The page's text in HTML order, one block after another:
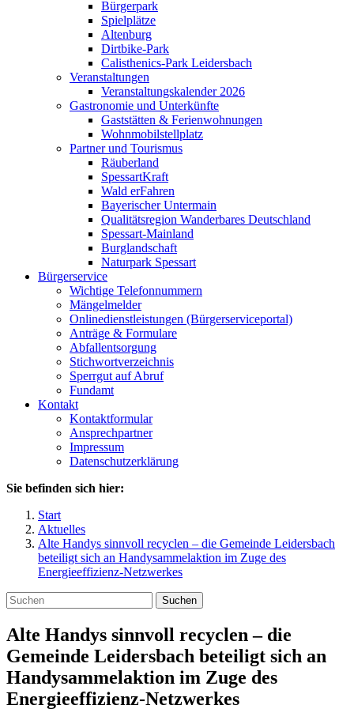
Bürgerpark
Spielplätze
Altenburg
Dirtbike-Park
Calisthenics-Park Leidersbach
Veranstaltungen
Veranstaltungskalender 2026
Gastronomie und Unterkünfte
Gaststätten & Ferienwohnungen
Wohnmobilstellplatz
Partner und Tourismus
Räuberland
SpessartKraft
Wald erFahren
Bayerischer Untermain
Qualitätsregion Wanderbares Deutschland
Spessart-Mainland
Burglandschaft
Naturpark Spessart
Bürgerservice
Wichtige Telefonnummern
Mängelmelder
Onlinedienstleistungen (Bürgerserviceportal)
Anträge & Formulare
Abfallentsorgung
Stichwortverzeichnis
Sperrgut auf Abruf
Fundamt
Kontakt
Kontaktformular
Ansprechpartner
Impressum
Datenschutzerklärung
Sie befinden sich hier:
Start
Aktuelles
Alte Handys sinnvoll recyclen – die Gemeinde Leidersbach
beteiligt sich an Handysammelaktion im Zuge des
Energieeffizienz-Netzwerkes
Suchen
Alte Handys sinnvoll recyclen – die
Gemeinde Leidersbach beteiligt sich an
Handysammelaktion im Zuge des
Energieeffizienz-Netzwerkes